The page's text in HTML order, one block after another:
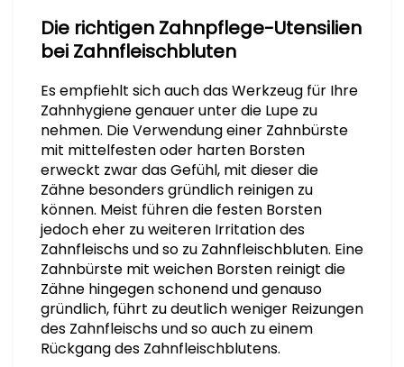
Die richtigen Zahnpflege-Utensilien
bei Zahnfleischbluten
Es empfiehlt sich auch das Werkzeug für Ihre
Zahnhygiene genauer unter die Lupe zu
nehmen. Die Verwendung einer Zahnbürste
mit mittelfesten oder harten Borsten
erweckt zwar das Gefühl, mit dieser die
Zähne besonders gründlich reinigen zu
können. Meist führen die festen Borsten
jedoch eher zu weiteren Irritation des
Zahnfleischs und so zu Zahnfleischbluten. Eine
Zahnbürste mit weichen Borsten reinigt die
Zähne hingegen schonend und genauso
gründlich, führt zu deutlich weniger Reizungen
des Zahnfleischs und so auch zu einem
Rückgang des Zahnfleischblutens.